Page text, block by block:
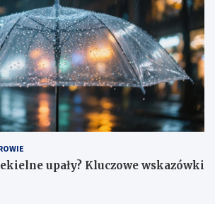
upały? Kluczowe wskazówki